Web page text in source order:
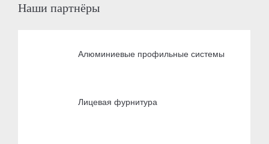
Наши партнёры
Алюминиевые профильные системы
Лицевая фурнитура